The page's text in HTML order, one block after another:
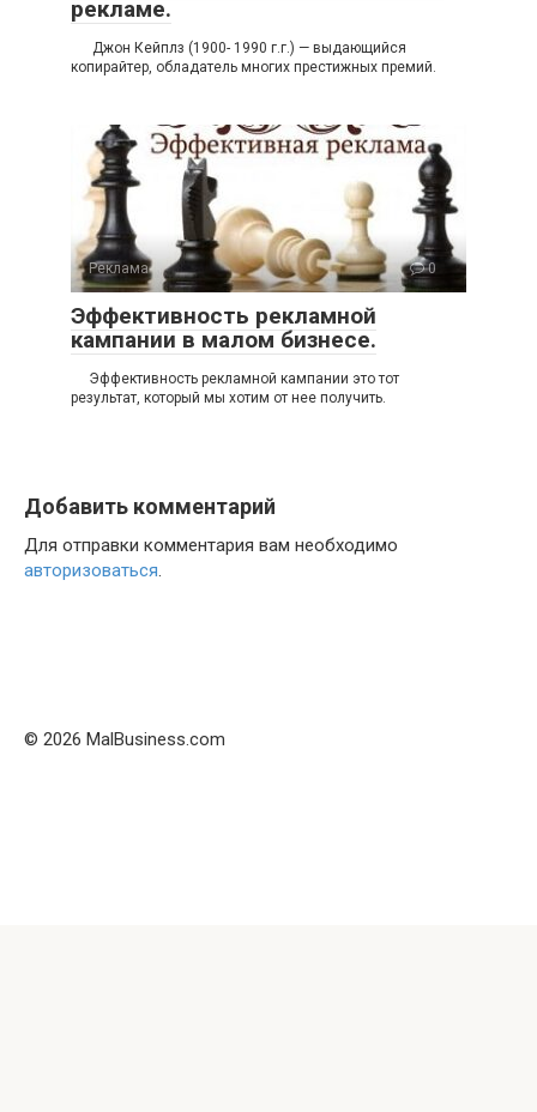
рекламе.
Джон Кейплз (1900- 1990 г.г.) — выдающийся
копирайтер, обладатель многих престижных премий.
Реклама 0
Эффективность рекламной
кампании в малом бизнесе.
Эффективность рекламной кампании это тот
результат, который мы хотим от нее получить.
Добавить комментарий
Для отправки комментария вам необходимо
авторизоваться.
© 2026 MalBusiness.com